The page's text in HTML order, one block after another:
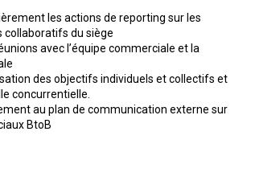
les actions de reporting sur les
du siège
avec l’équipe commerciale et la
des objectifs individuels et collectifs et
concurrentielle.
au plan de communication externe sur
BtoB